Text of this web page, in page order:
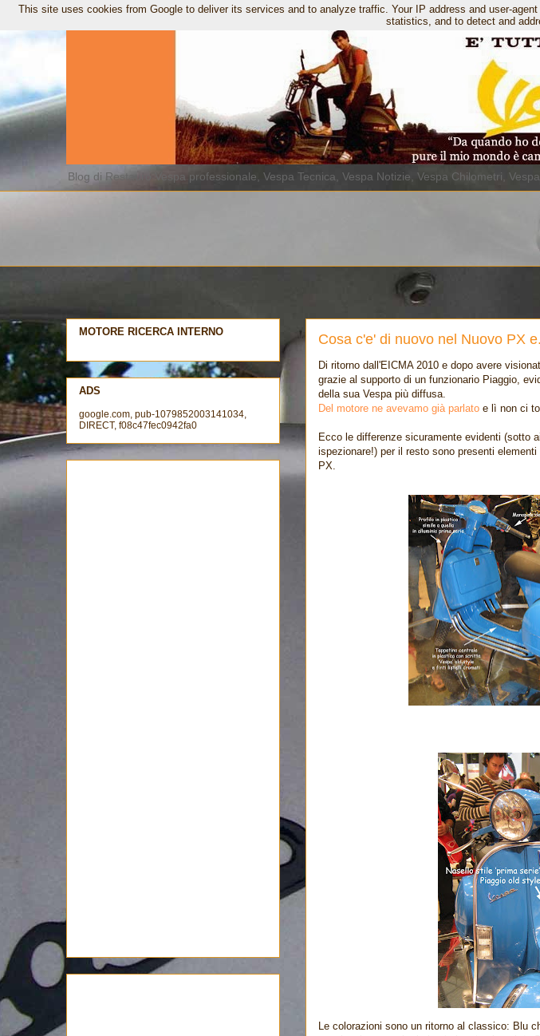
Blog di Restauro Vespa professionale, Vespa Tecnica, Vespa Notizie, Vespa Chilometri,
Cosa c'e' di nuovo nel Nuovo PX
Di ritorno dall'EICMA 2010 e dopo avere
grazie al supporto di un funzionario Piaggio,
della sua Vespa più diffusa.
Del motore ne avevamo già parlato e lì non ci
Ecco le differenze sicuramente evidenti (sotto
ispezionare!) per il resto sono presenti
PX.
Le colorazioni sono un ritorno al classico: Blu
MOTORE RICERCA INTERNO
ADS
google.com, pub-1079852003141034,
DIRECT, f08c47fec0942fa0
This site uses cookies from Google to deliver its services and to analyze traffic. Your IP address and user-
statistics, and to detect and